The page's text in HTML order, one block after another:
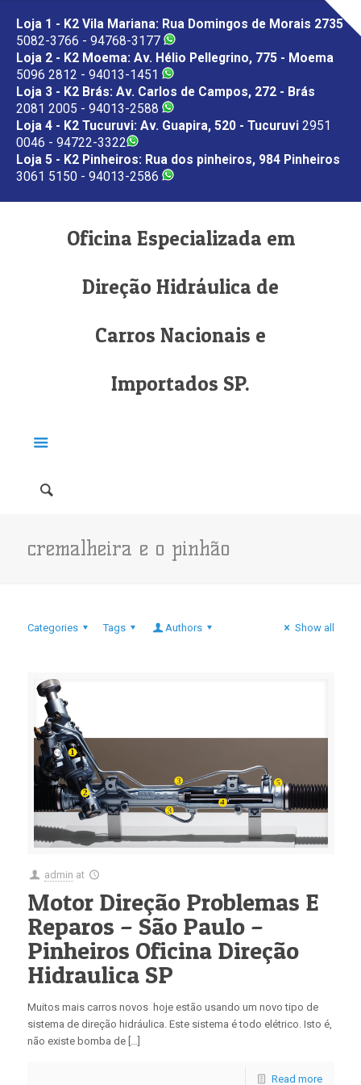
Loja 1 - K2 Vila Mariana: Rua Domingos de Morais 2735
5082-3766 - 94768-3177
Loja 2 - K2 Moema: Av. Hélio Pellegrino, 775 - Moema
5096 2812 - 94013-1451
Loja 3 - K2 Brás: Av. Carlos de Campos, 272 - Brás
2081 2005 - 94013-2588
Loja 4 - K2 Tucuruvi: Av. Guapira, 520 - Tucuruvi 2951
0046 - 94722-3322
Loja 5 - K2 Pinheiros: Rua dos pinheiros, 984 Pinheiros
3061 5150 - 94013-2586
Oficina Especializada em
Direção Hidráulica de
Carros Nacionais e
Importados SP.
cremalheira e o pinhão
Categories Tags Authors Show all
admin at
Motor Direção Problemas E
Reparos – São Paulo –
Pinheiros Oficina Direção
Hidraulica SP
Muitos mais carros novos hoje estão usando um novo tipo de
sistema de direção hidráulica. Este sistema é todo elétrico. Isto é,
não existe bomba de […]
Read more